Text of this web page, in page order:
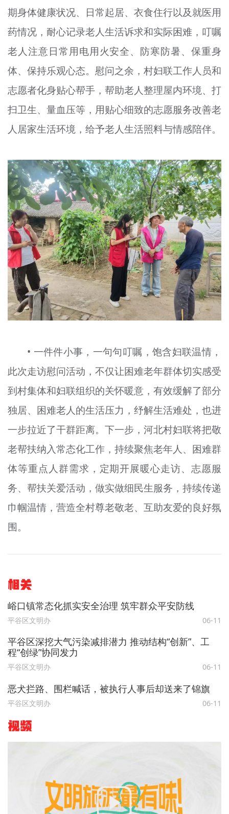
期身体健康状况、日常起居、衣食住行以及就医用
药情况，耐心记录老人生活诉求和实际困难，叮嘱
老人注意日常用电用火安全、防寒防暑、保重身
体、保持乐观心态。慰问之余，村妇联工作人员和
志愿者化身贴心帮手，帮助老人整理屋内环境、打
扫卫生、量血压等，用贴心细致的志愿服务改善老
人居家生活环境，给予老人生活照料与情感陪伴。
• 一件件小事，一句句叮嘱，饱含妇联温情，
此次走访慰问活动，不仅让困难老年群体切实感受
到村集体和妇联组织的关怀暖意，有效缓解了部分
独居、困难老人的生活压力，纾解生活难处，也进
一步拉近了干群距离。下一步，河北村妇联将把敬
老帮扶纳入常态化工作，持续聚焦老年人、困难群
体等重点人群需求，定期开展暖心走访、志愿服
务、帮扶关爱活动，做实做细民生服务，持续传递
巾帼温情，营造全村尊老敬老、互助友爱的良好氛
围。
相关
峪口镇常态化抓实安全治理 筑牢群众平安防线
平谷区文明办 06-11
平谷区深挖大气污染减排潜力 推动结构“创新”、工
程“创绿”协同发力
平谷区文明办 06-11
恶犬拦路、围栏喊话，被执行人事后却送来了锦旗
平谷区文明办 06-11
视频